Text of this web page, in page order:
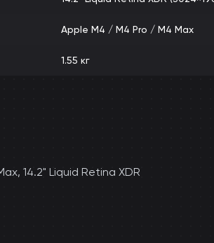
Apple M4 / M4 Pro / M4 Max
1.55 кг
14.2" Liquid Retina XDR